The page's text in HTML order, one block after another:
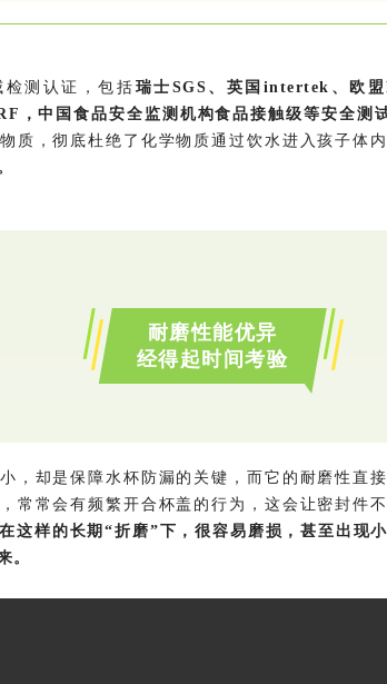
测认证，包括 瑞士SGS、英国intertek、欧
，中国食品安全监测机构食品接触级等安全测
质，彻底杜绝了化学物质通过饮水进入孩子体内
耐磨性能优异
经得起时间考验
，却是保障水杯防漏的关键，而它的耐磨性直
常常会有频繁开合杯盖的行为，这会让密封件
这样的长期“折磨”下，很容易磨损，甚至出现
。